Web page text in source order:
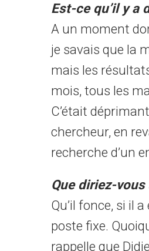
Est-ce qu’il y a
A un moment
je savais que la
mais les
mois, tous les
C’était
chercheur, en
recherche d’un
Que diriez-
Qu’il fonce, si il
poste fixe.
rappelle que